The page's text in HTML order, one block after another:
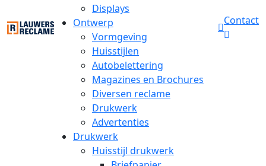
Displays
Ontwerp
Vormgeving
Huisstijlen
Autobelettering
Magazines en Brochures
Diversen reclame
Drukwerk
Advertenties
Drukwerk
Huisstijl drukwerk
Contact